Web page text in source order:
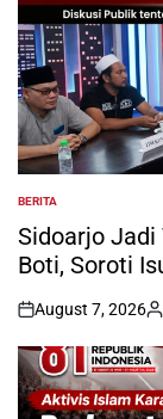
POSTED
IN
BERITA
Sidoarjo Jadi
Boti, Soroti
on
August 7, 2026
by